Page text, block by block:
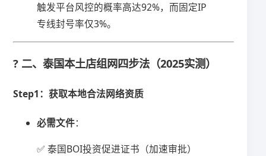
触发平台风控的概率高达92%，而固定IP
专线封号率仅3%。
? 二、泰国本土店组网四步法（2025实测）
​Step1：获取本地合法网络资质​
​必需文件​​：
✅ 泰国BOI投资促进证书（加速审批）